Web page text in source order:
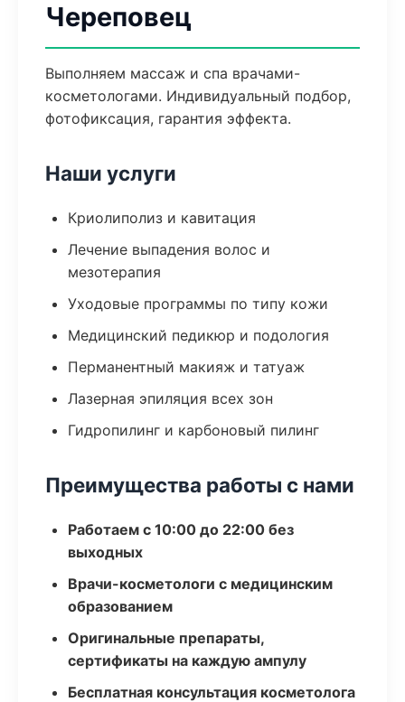
Череповец
Выполняем массаж и спа врачами-
косметологами. Индивидуальный подбор,
фотофиксация, гарантия эффекта.
Наши услуги
Криолиполиз и кавитация
Лечение выпадения волос и
мезотерапия
Уходовые программы по типу кожи
Медицинский педикюр и подология
Перманентный макияж и татуаж
Лазерная эпиляция всех зон
Гидропилинг и карбоновый пилинг
Преимущества работы с нами
Работаем с 10:00 до 22:00 без
выходных
Врачи-косметологи с медицинским
образованием
Оригинальные препараты,
сертификаты на каждую ампулу
Бесплатная консультация косметолога